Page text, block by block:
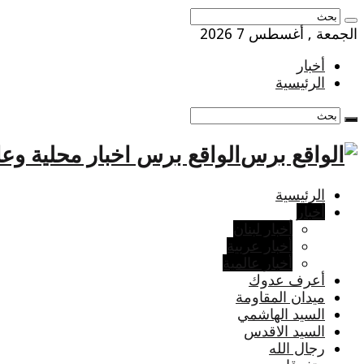
الجمعة , أغسطس 7 2026
أخبار
الرئيسية
الواقع برس اخبار محلية
الرئيسية
أخبار
أخبار لبنان
أخبار عربية
أخبار عالمية
أعرف عدوك
ميدان المقاومة
السيد الهاشمي
السيد الاقدس
رجال الله